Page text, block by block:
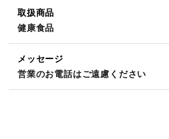
取扱商品
健康食品
メッセージ
営業のお電話はご遠慮ください